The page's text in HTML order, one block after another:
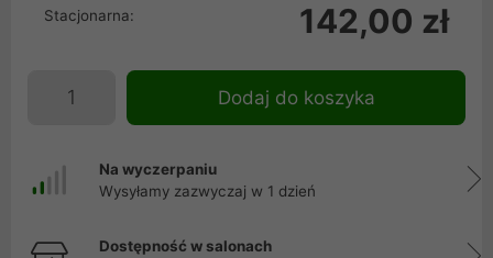
Stacjonarna: 142,00 zł
Dodaj do koszyka
Na wyczerpaniu
Wysyłamy zazwyczaj w 1 dzień
Dostępność w salonach